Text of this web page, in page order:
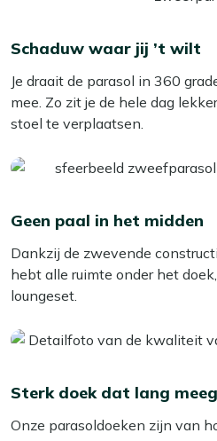
Schaduw waar jij ’t wilt
Je draait de parasol in 360
mee. Zo zit je de hele dag
stoel te verplaatsen.
Geen paal in het midden
Dankzij de zwevende
hebt alle ruimte onder het
loungeset.
Sterk doek dat lang
Onze parasoldoeken zijn van